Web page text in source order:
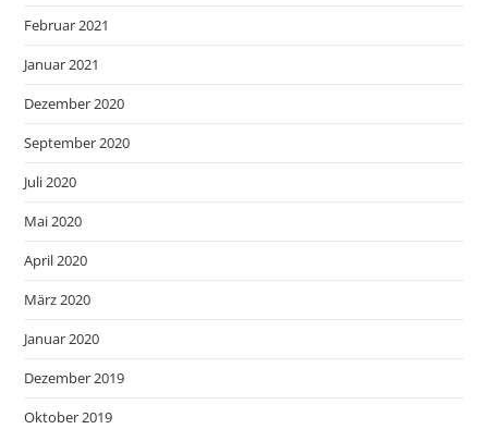
Februar 2021
Januar 2021
Dezember 2020
September 2020
Juli 2020
Mai 2020
April 2020
März 2020
Januar 2020
Dezember 2019
Oktober 2019